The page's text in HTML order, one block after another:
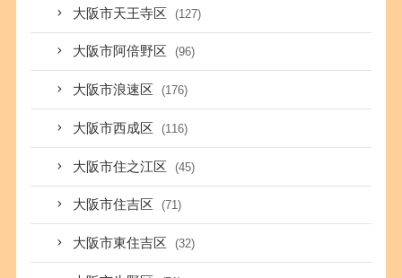
大阪市天王寺区 (127)
大阪市阿倍野区 (96)
大阪市浪速区 (176)
大阪市西成区 (116)
大阪市住之江区 (45)
大阪市住吉区 (71)
大阪市東住吉区 (32)